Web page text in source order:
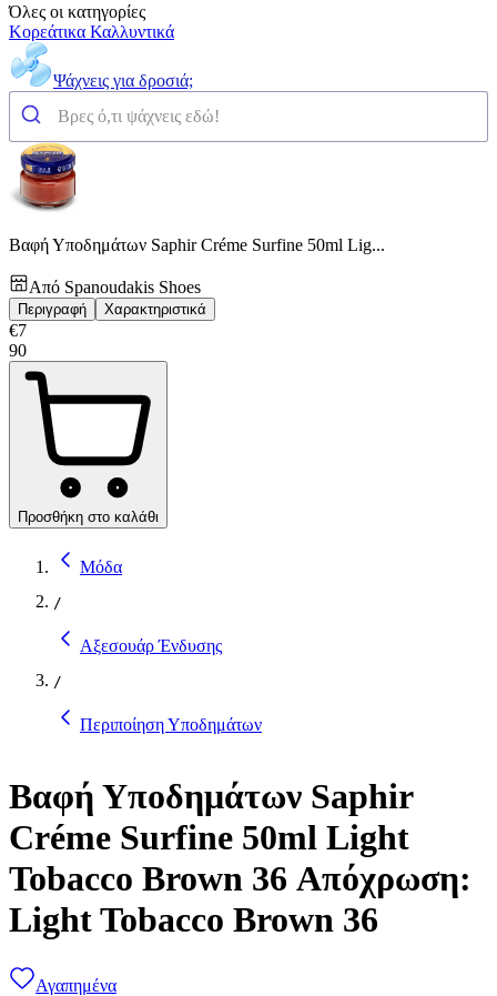
Όλες οι κατηγορίες
Κορεάτικα Καλλυντικά
Ψάχνεις για δροσιά;
Βαφή Υποδημάτων Saphir Créme Surfine 50ml Lig...
Από Spanoudakis Shoes
Περιγραφή Χαρακτηριστικά
€7
90
Προσθήκη στο καλάθι
Μόδα
/
Αξεσουάρ Ένδυσης
/
Περιποίηση Υποδημάτων
Βαφή Υποδημάτων Saphir
Créme Surfine 50ml Light
Tobacco Brown 36 Απόχρωση:
Light Tobacco Brown 36
Αγαπημένα